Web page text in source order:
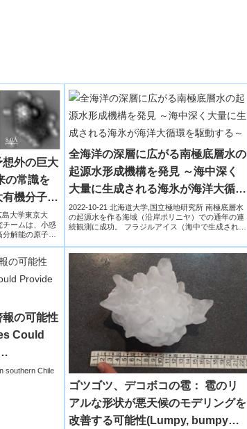
外の巨大
常識を
機分子を
大学東京大
チームは、小惑
解能の原子間
全海洋の深層に広がる南極底層水の
起源水形成機構を発見 ～海中深く
大量に生成される海氷が海洋大循環
を駆動する～
2022-10-21 北海道大学,国立極地研究所 南極底層水
の起源水を作る海域（沿岸ポリニヤ）での通年の連
続観測に成功。 フラジルアイス（海中で生成される
の可能性
Could
southern Chile
ゴツゴツ、デコボコの雹： 雹のリ
アルな形状が悪天候のモデリングを
改善する可能性(Lumpy, bumpy